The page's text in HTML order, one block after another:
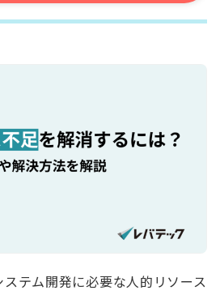
テム開発に必要な人的リソース